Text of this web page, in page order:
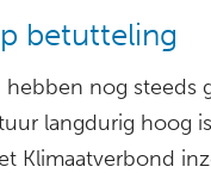
betutteling
nog steeds
langdurig hoog
Klimaatverbond